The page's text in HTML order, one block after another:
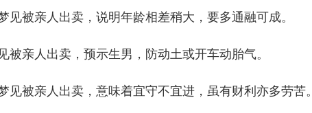
见被亲人出卖，说明年龄相差稍大，要多通融可成。
被亲人出卖，预示生男，防动土或开车动胎气。
见被亲人出卖，意味着宜守不宜进，虽有财利亦多劳苦。